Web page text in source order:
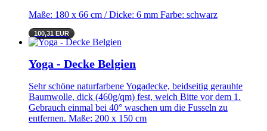
Maße: 180 x 66 cm / Dicke: 6 mm Farbe: schwarz
100,31 EUR
Yoga - Decke Belgien
Sehr schöne naturfarbene Yogadecke, beidseitig gerauhte
Baumwolle, dick (460g/qm) fest, weich Bitte vor dem 1.
Gebrauch einmal bei 40° waschen um die Fusseln zu
entfernen. Maße: 200 x 150 cm